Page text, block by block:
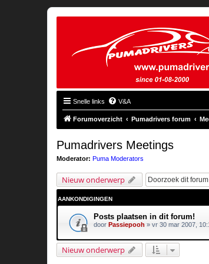
Snelle links V&A
Forumoverzicht Pumadrivers forum
Pumadrivers Meetings
Moderator: Puma Moderators
Nieuw onderwerp
AANKONDIGINGEN
Posts plaatsen in dit forum!
door Passiepooh » vr 30 mar 2007,
Nieuw onderwerp